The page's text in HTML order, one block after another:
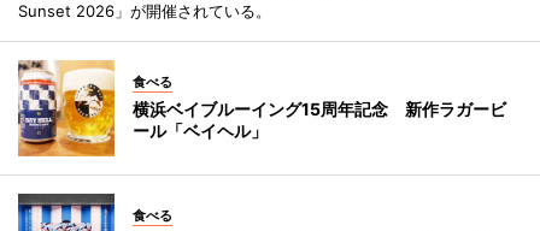
Sunset 2026」が開催されている。
食べる
横浜ベイブルーイング15周年記念 新作ラガービ
ール「ベイヘル」
食べる